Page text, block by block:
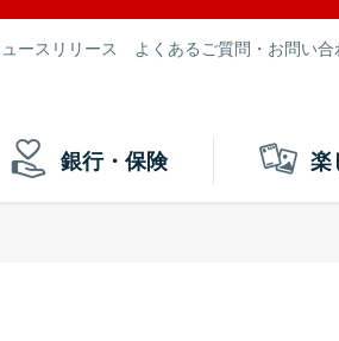
ースリリース よくあるご質問・お問い合
銀行・保険 楽